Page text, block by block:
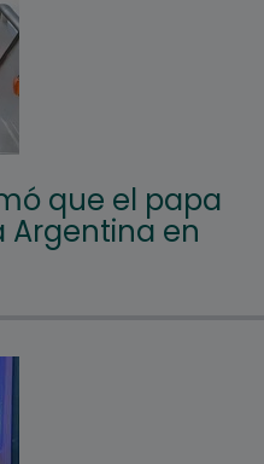
que el papa
Argentina en